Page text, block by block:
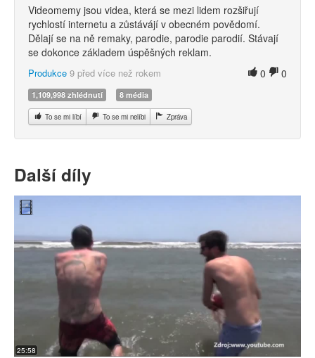
Videomemy jsou videa, která se mezi lidem rozšiřují
rychlostí internetu a zůstávájí v obecném povědomí.
Dělají se na ně remaky, parodie, parodie parodií. Stávají
se dokonce základem úspěšných reklam.
0
0
Produkce 9 před více než rokem
1,109,998 zhlédnutí 8 média
To se mi líbí To se mi nelíbi Zpráva
Další díly
25:58